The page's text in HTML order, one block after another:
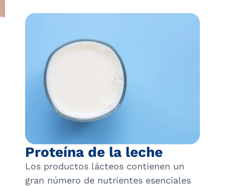
Proteína de la leche
Los productos lácteos contienen un
gran número de nutrientes esenciales